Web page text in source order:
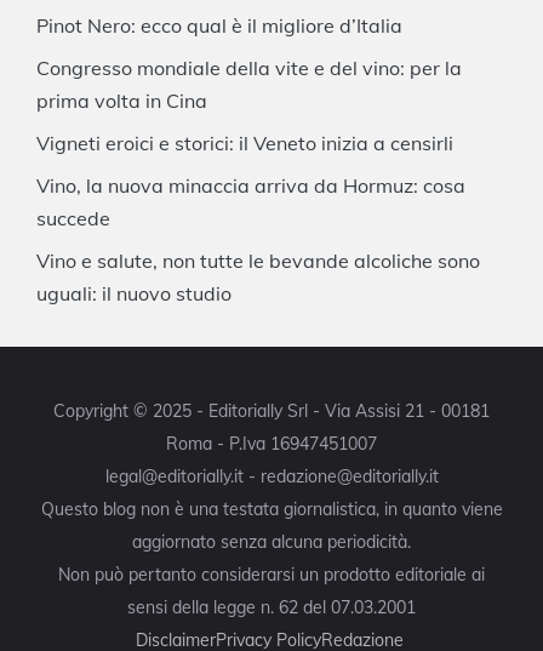
Pinot Nero: ecco qual è il migliore d’Italia
Congresso mondiale della vite e del vino: per la
prima volta in Cina
Vigneti eroici e storici: il Veneto inizia a censirli
Vino, la nuova minaccia arriva da Hormuz: cosa
succede
Vino e salute, non tutte le bevande alcoliche sono
uguali: il nuovo studio
Copyright © 2025 - Editorially Srl - Via Assisi 21 - 00181
Roma - P.Iva 16947451007
legal@editorially.it - redazione@editorially.it
Questo blog non è una testata giornalistica, in quanto viene
aggiornato senza alcuna periodicità.
Non può pertanto considerarsi un prodotto editoriale ai
sensi della legge n. 62 del 07.03.2001
DisclaimerPrivacy PolicyRedazione